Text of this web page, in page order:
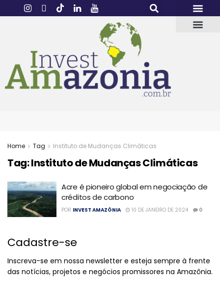
Home Tag Instituto de Mudanças Climáticas
Tag:Instituto de Mudanças Climáticas
Acre é pioneiro global em negociação de
créditos de carbono
POR INVEST AMAZÔNIA 10 DE JANEIRO DE 2024 0
Cadastre-se
Inscreva-se em nossa newsletter e esteja sempre à frente
das notícias, projetos e negócios promissores na Amazônia.